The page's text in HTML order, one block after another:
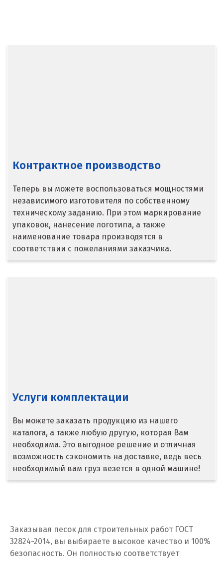
Верхние Серги
Верхний Уфалей
Верхняя Пышма
Верхняя Салда
Воронеж
Воскресенск
Дегтярск
Дмитров
Домодедово
Контрактное производство
Теперь вы можете воспользоваться мощностями
независимого изготовителя по собственному
техническому заданию. При этом маркирование
упаковок, нанесение логотипа, а также
наименование товара производятся в
соответствии с пожеланиями заказчика.
Услуги комплектации
Вы можете заказать продукцию из нашего
каталога, а также любую другую, которая Вам
необходима. Это выгодное решение и отличная
возможность сэкономить на доставке, ведь весь
необходимый вам груз везется в одной машине!
Заказывая песок для строительных работ ГОСТ
32824-2014, вы выбираете высокое качество и 100%
безопасность. Он полностью соответствует